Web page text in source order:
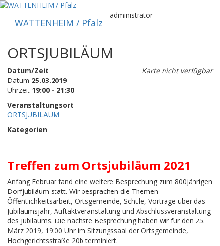
Zum
springenWATTENHEIM / Pfalz
administrator
ORTSJUBILÄUM
Karte nicht verfügbar
Datum/Zeit
Datum 25.03.2019
Uhrzeit 19:00 - 21:30
Veranstaltungsort
ORTSJUBILÄUM
Kategorien
Treffen zum Ortsjubiläum 2021
Anfang Februar fand eine weitere Besprechung zum 800jährigen
Dorfjubiläum statt. Wir besprachen die Themen
Öffentlichkeitsarbeit, Ortsgemeinde, Schule, Vorträge über das
Jubiläumsjahr, Auftaktveranstaltung und Abschlussveranstaltung
des Jubiläums. Die nächste Besprechung haben wir für den 25.
März 2019, 19:00 Uhr im Sitzungssaal der Ortsgemeinde,
Hochgerichtsstraße 20b terminiert.